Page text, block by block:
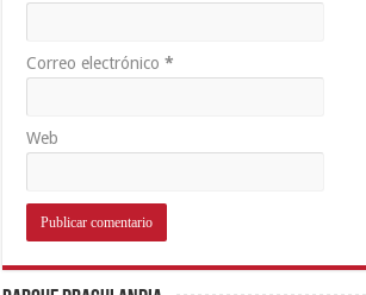
Correo electrónico*
Web